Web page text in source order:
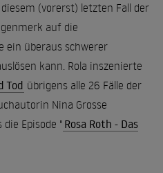
(vorerst) letzten Fall der
auf die
ein überaus schwerer
kann. Rola inszenierte
Tod übrigens alle 26 Fälle der
Nina Grosse
Episode " Rosa Roth - Das